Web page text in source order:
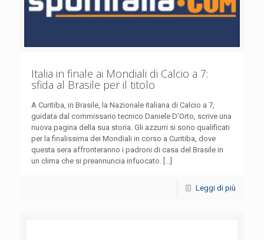
Italia in finale ai Mondiali di Calcio a 7:
sfida al Brasile per il titolo
A Curitiba, in Brasile, la Nazionale italiana di Calcio a 7,
guidata dal commissario tecnico Daniele D’Orto, scrive una
nuova pagina della sua storia. Gli azzurri si sono qualificati
per la finalissima dei Mondiali in corso a Curitiba, dove
questa sera affronteranno i padroni di casa del Brasile in
un clima che si preannuncia infuocato. [...]
Leggi di più